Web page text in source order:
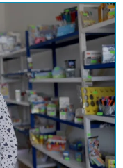
Please
valid